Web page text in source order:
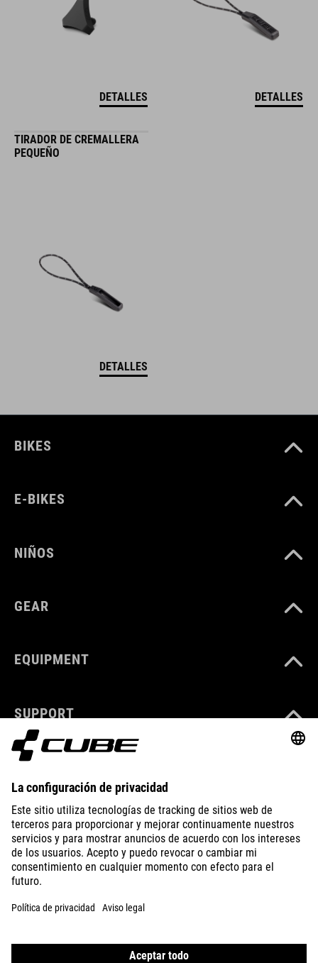
DETALLES DETALLES
TIRADOR DE CREMALLERA
PEQUEÑO
DETALLES
BIKES
E-BIKES
NIÑOS
GEAR
EQUIPMENT
SUPPORT
ABOUT US
EXPLORE